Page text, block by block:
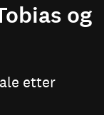
og
etter